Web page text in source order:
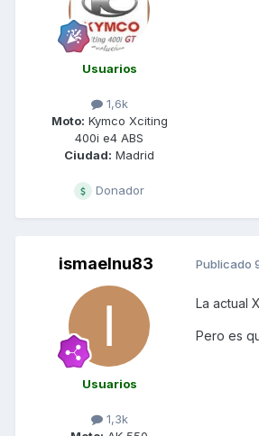
Usuarios
1,6k
Moto: Kymco Xciting
400i e4 ABS
Ciudad: Madrid
Donador
ismaelnu83
Usuarios
1,3k
Publicado
La actual
Pero es